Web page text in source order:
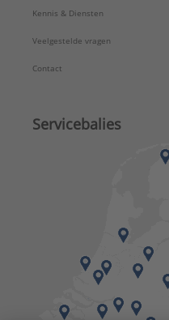
Kennis & Diensten
Veelgestelde vragen
Contact
Servicebalies